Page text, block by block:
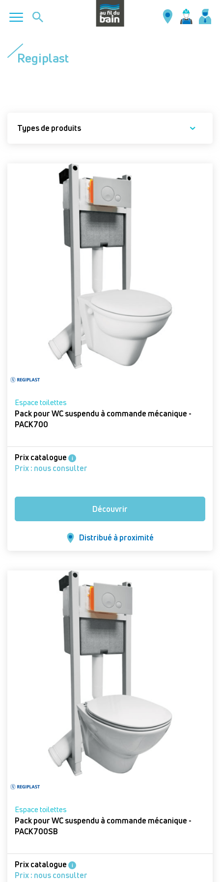
contenuRegiplast
Types de produits
Espace toilettes
Pack pour WC suspendu à commande mécanique -
PACK700
Prix catalogue i
Prix : nous consulter
Découvrir
Distribué à proximité
Espace toilettes
Pack pour WC suspendu à commande mécanique -
PACK700SB
Prix catalogue i
Prix : nous consulter